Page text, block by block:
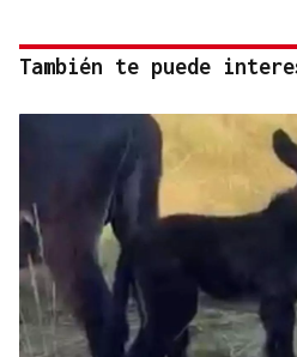
También te puede